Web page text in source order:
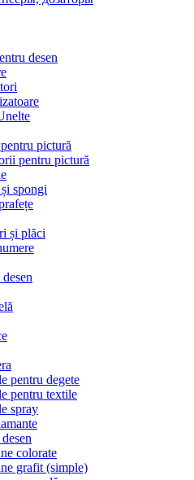
desen
pictură
pentru pictură
spongi
și plăci
pentru degete
pentru textile
spray
colorate
grafit (simple)